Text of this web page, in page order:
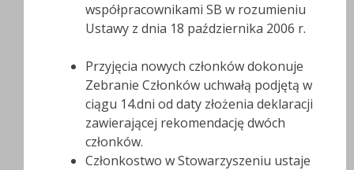
współpracownikami SB w rozumieniu
Ustawy z dnia 18 października 2006 r.
Przyjęcia nowych członków dokonuje
Zebranie Członków uchwałą podjętą w
ciągu 14.dni od daty złożenia deklaracji
zawierającej rekomendację dwóch
członków.
Członkostwo w Stowarzyszeniu ustaje